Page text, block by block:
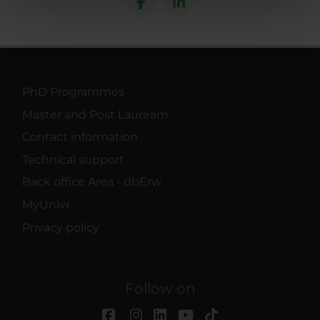
nostri partner che si occupano di analisi dei dati web,
PhD Programmes
Master and Post Lauream
Contact information
Technical support
Back office Area - dbErw
MyUnivr
Privacy policy
Follow on